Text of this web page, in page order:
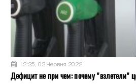
12:25, 02 Червня 2022
Дефицит не при чем: почему "взлетели"